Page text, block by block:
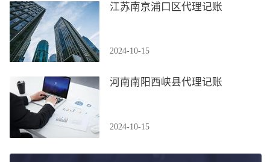
江苏南京浦口区代理记账
2024-10-15
河南南阳西峡县代理记账
2024-10-15